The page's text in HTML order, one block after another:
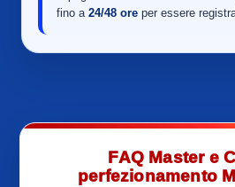
fino a 24/48 ore per essere
FAQ Master e
perfezionamento